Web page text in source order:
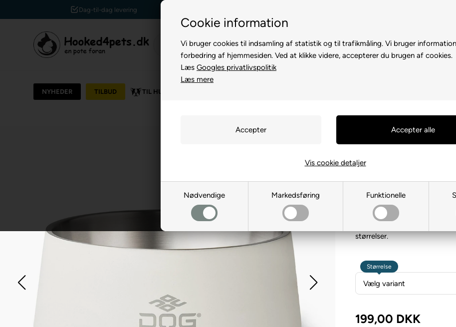
Cookie information
Vi bruger cookies til indsamling af statistik og til trafikmåling. Vi bruger
forbedring af hjemmesiden. Ved at klikke videre, accepterer du brugen af cookies.
Læs Googles privatlivspolitik
Læs mere
Nødvendige Markedsføring Funktionelle
Vis cookie detaljer
Kundeservice +45 7174 3600
NYHEDER TILBUD TIL HUND
TIL HUND/Skåle
Stål i
127768
Stilfuld skål til hunden
størrelser.
Størrelse
199,00 DKK